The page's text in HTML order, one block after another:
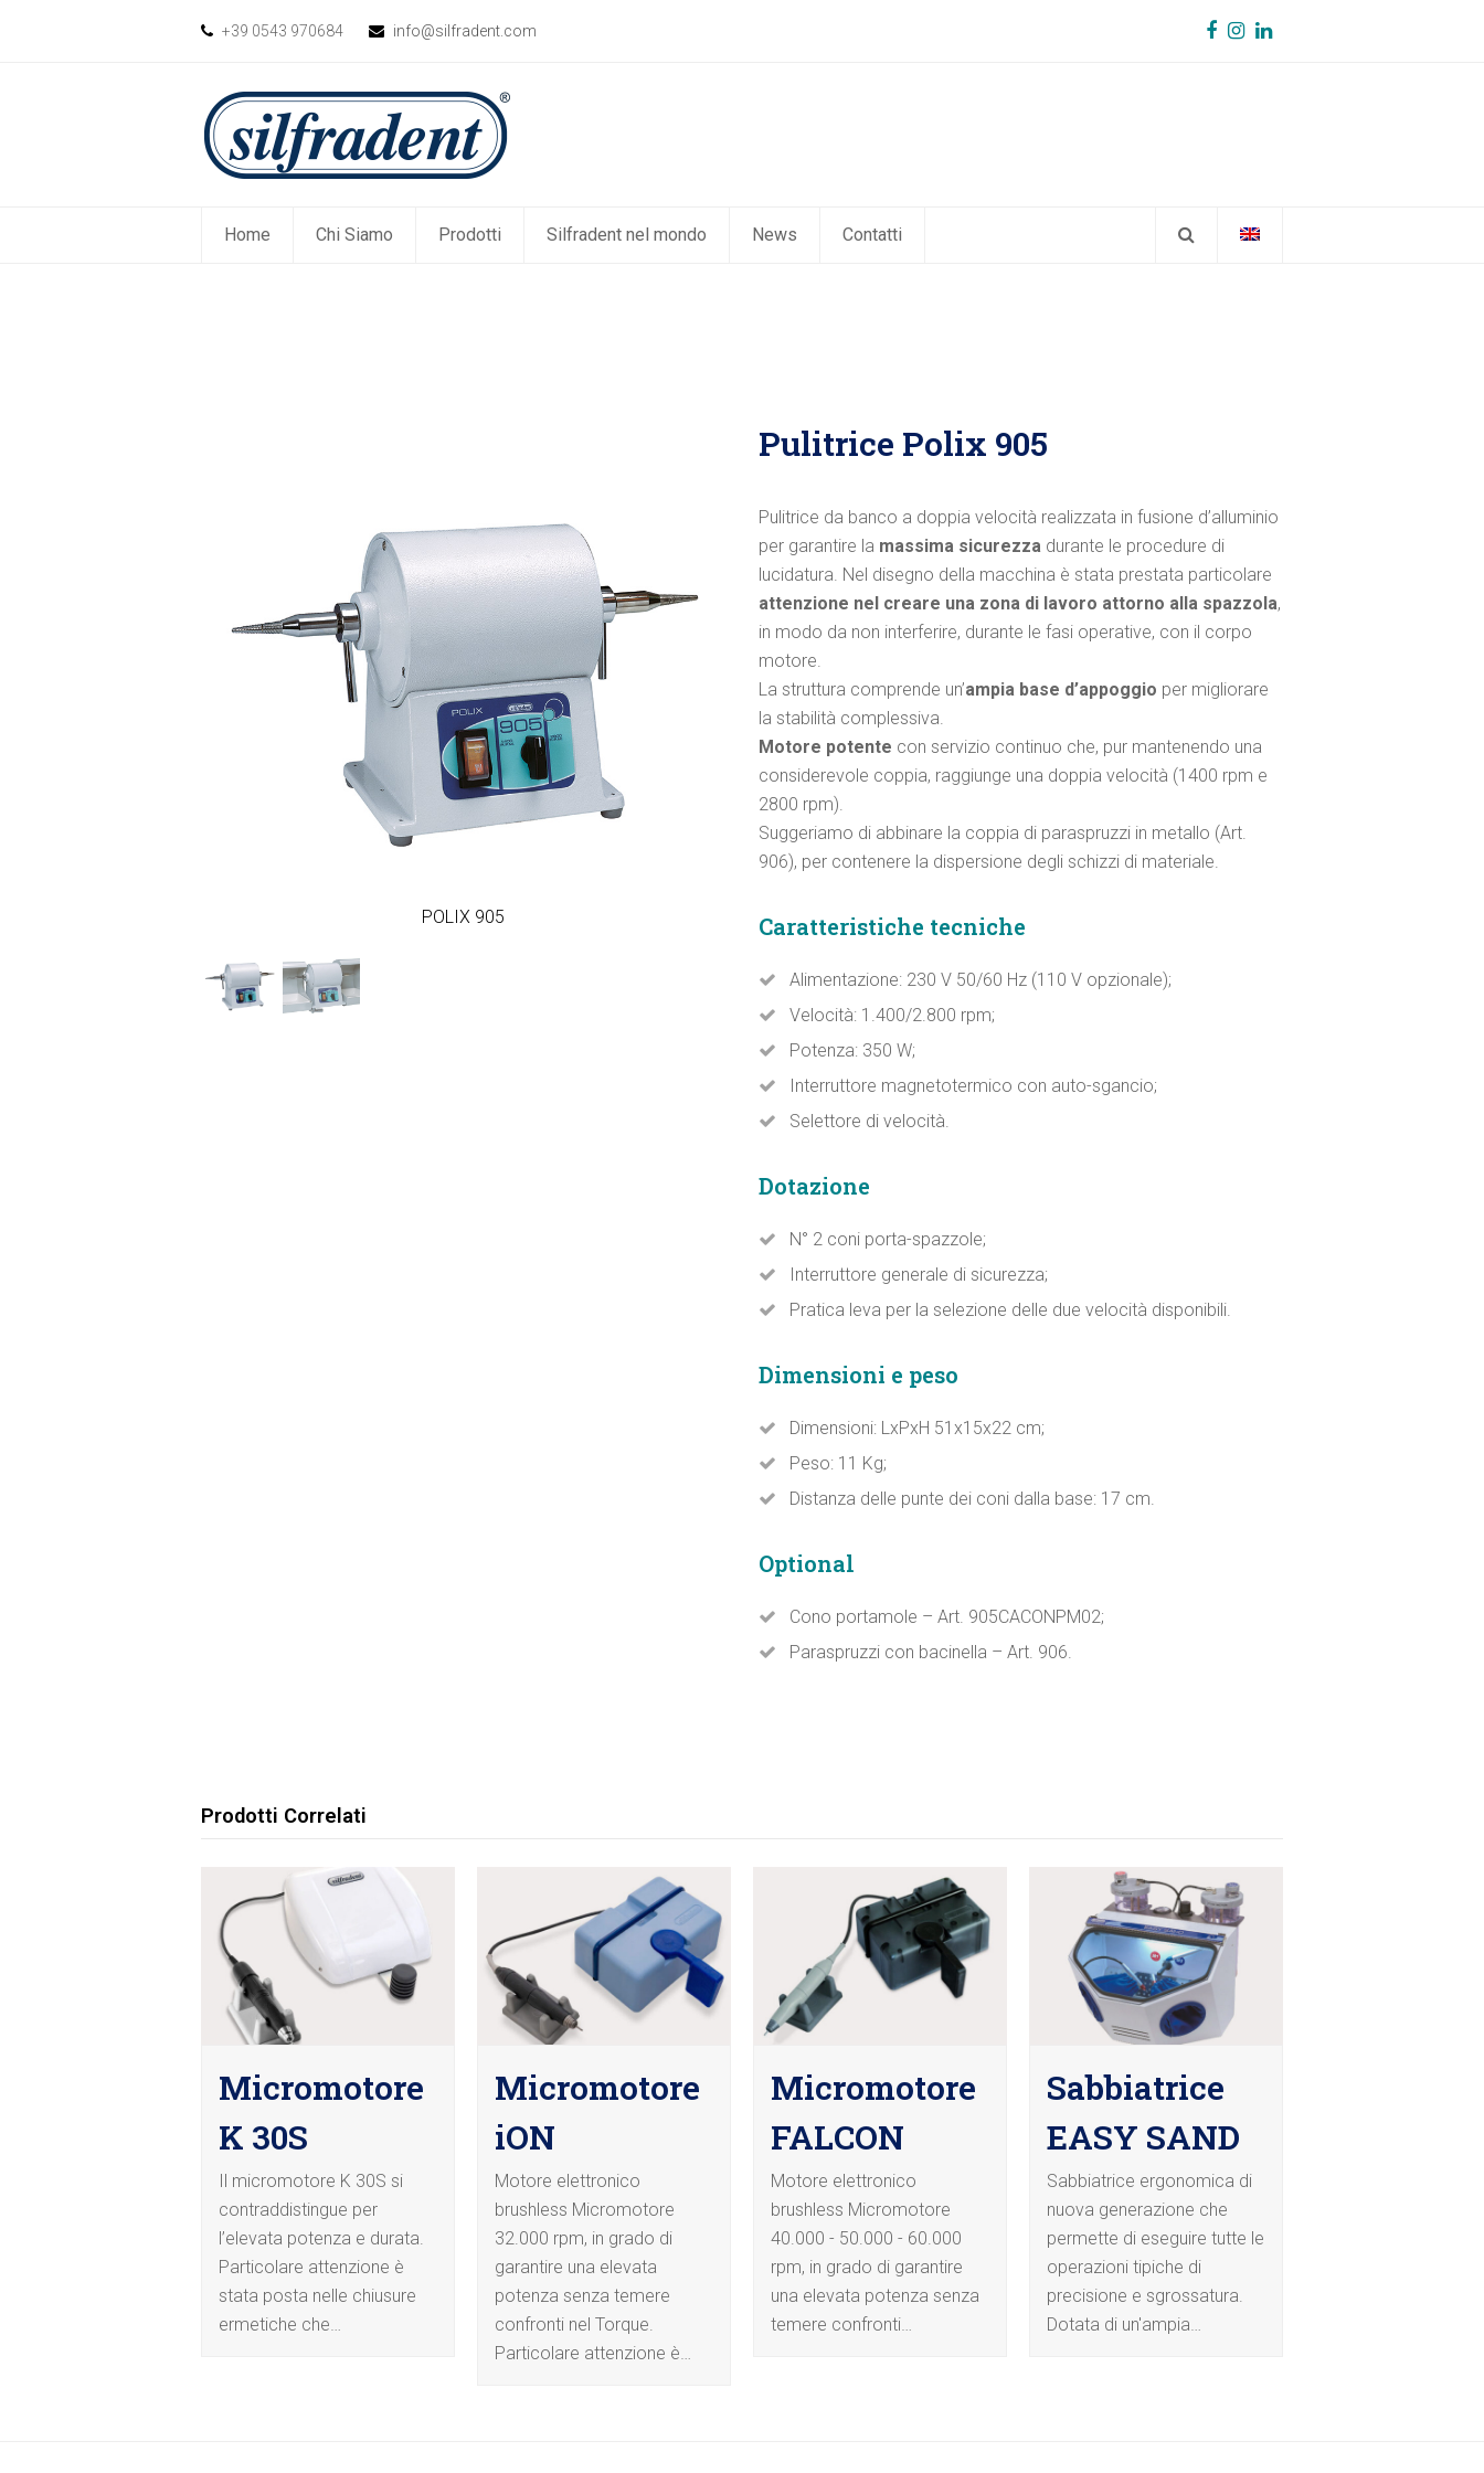
+39 0543 970684 info@silfradent.com Facebook
Instagram
LinkedIn
Home Chi Siamo Prodotti Silfradent nel mondo News Contatti
POLIX 905
Pulitrice Polix 905
Pulitrice da banco a doppia velocità realizzata in fusione d’alluminio
per garantire la massima sicurezza durante le procedure di
lucidatura. Nel disegno della macchina è stata prestata particolare
attenzione nel creare una zona di lavoro attorno alla spazzola,
in modo da non interferire, durante le fasi operative, con il corpo
motore.
La struttura comprende un’ampia base d’appoggio per migliorare
la stabilità complessiva.
Motore potente con servizio continuo che, pur mantenendo una
considerevole coppia, raggiunge una doppia velocità (1400 rpm e
2800 rpm).
Suggeriamo di abbinare la coppia di paraspruzzi in metallo (Art.
906), per contenere la dispersione degli schizzi di materiale.
Caratteristiche tecniche
Alimentazione: 230 V 50/60 Hz (110 V opzionale);
Velocità: 1.400/2.800 rpm;
Potenza: 350 W;
Interruttore magnetotermico con auto-sgancio;
Selettore di velocità.
Dotazione
N° 2 coni porta-spazzole;
Interruttore generale di sicurezza;
Pratica leva per la selezione delle due velocità disponibili.
Dimensioni e peso
Dimensioni: LxPxH 51x15x22 cm;
Peso: 11 Kg;
Distanza delle punte dei coni dalla base: 17 cm.
Optional
Cono portamole – Art. 905CACONPM02;
Paraspruzzi con bacinella – Art. 906.
Prodotti Correlati
Micromotore
K 30S
Il micromotore K 30S si
contraddistingue per
l’elevata potenza e durata.
Particolare attenzione è
stata posta nelle chiusure
ermetiche che…
Micromotore
iON
Motore elettronico
brushless Micromotore
32.000 rpm, in grado di
garantire una elevata
potenza senza temere
confronti nel Torque.
Particolare attenzione è…
Micromotore
FALCON
Motore elettronico
brushless Micromotore
40.000 - 50.000 - 60.000
rpm, in grado di garantire
una elevata potenza senza
temere confronti…
Sabbiatrice
EASY SAND
Sabbiatrice ergonomica di
nuova generazione che
permette di eseguire tutte le
operazioni tipiche di
precisione e sgrossatura.
Dotata di un'ampia…